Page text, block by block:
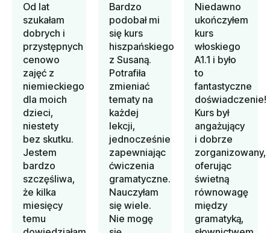
Od lat
szukałam
dobrych i
przystępnych
cenowo
zajęć z
niemieckiego
dla moich
dzieci,
niestety
bez skutku.
Jestem
bardzo
szczęśliwa,
że kilka
miesięcy
temu
Bardzo
podobał mi
się kurs
hiszpańskiego
z Susaną.
Potrafiła
zmieniać
tematy na
każdej
lekcji,
jednocześnie
zapewniając
ćwiczenia
gramatyczne.
Nauczyłam
się wiele.
Nie mogę
Niedawno
ukończyłem
kurs
włoskiego
A1.1 i było
to
fantastyczne
doświadczenie!
Kurs był
angażujący
i dobrze
zorganizowany,
oferując
świetną
równowagę
między
gramatyką,